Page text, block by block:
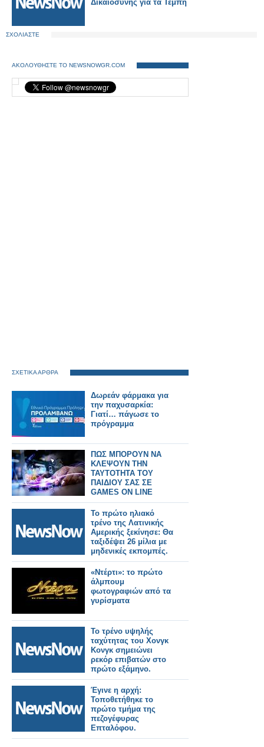
Δικαιοσύνης για τα Τέμπη
ΣΧΟΛΙΑΣΤΕ
ΑΚΟΛΟΥΘΗΣΤΕ ΤΟ NEWSNOWGR.COM
ΣΧΕΤΙΚΑ ΑΡΘΡΑ
Δωρεάν φάρμακα για
την παχυσαρκία:
Γιατί… πάγωσε το
πρόγραμμα
ΠΩΣ ΜΠΟΡΟΥΝ ΝΑ
ΚΛΕΨΟΥΝ ΤΗΝ
ΤΑΥΤΟΤΗΤΑ ΤΟΥ
ΠΑΙΔΙΟΥ ΣΑΣ ΣΕ
GAMES ON LINE
Το πρώτο ηλιακό
τρένο της Λατινικής
Αμερικής ξεκίνησε: Θα
ταξιδέψει 26 μίλια με
μηδενικές εκπομπές.
«Ντέρτι»: το πρώτο
άλμπουμ
φωτογραφιών από τα
γυρίσματα
Το τρένο υψηλής
ταχύτητας του Χονγκ
Κονγκ σημειώνει
ρεκόρ επιβατών στο
πρώτο εξάμηνο.
Έγινε η αρχή:
Τοποθετήθηκε το
πρώτο τμήμα της
πεζογέφυρας
Επταλόφου.